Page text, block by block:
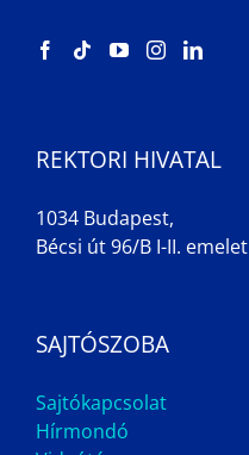
REKTORI HIVATAL
1034 Budapest,
Bécsi út 96/B I-II. emelet
SAJTÓSZOBA
Sajtókapcsolat
Hírmondó